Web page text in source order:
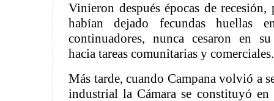
Vinieron después épocas de
habían dejado fecundas huellas
continuadores, nunca cesaron en
hacia tareas comunitarias y comerciales.
Más tarde, cuando Campana volvió a
industrial la Cámara se constituyó en